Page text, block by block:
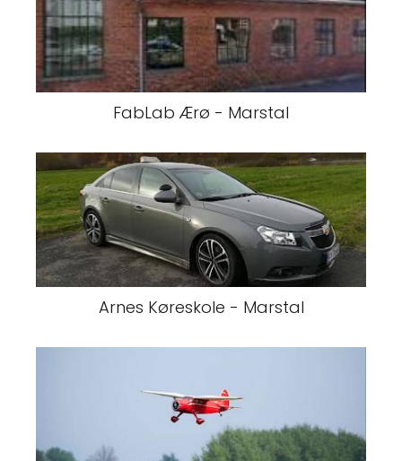
FabLab Ærø - Marstal
Arnes Køreskole - Marstal